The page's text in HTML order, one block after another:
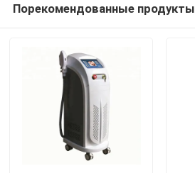
Порекомендованные продукты